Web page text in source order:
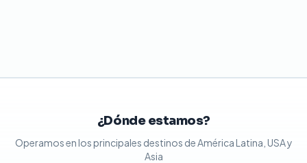
¿Dónde estamos?
Operamos en los principales destinos de América Latina, USA y
Asia